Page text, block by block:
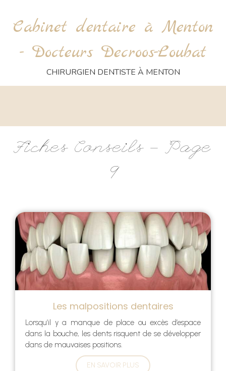
Cabinet dentaire à Menton
- Docteurs Decroos-Loubat
CHIRURGIEN DENTISTE À MENTON
Fiches Conseils - Page
9
Les malpositions dentaires
Lorsqu’il y a manque de place ou excès d’espace
dans la bouche, les dents risquent de se développer
dans de mauvaises positions.
EN SAVOIR PLUS